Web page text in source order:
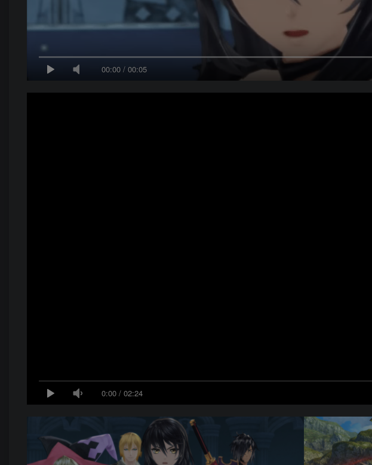
00:00 / 00:05
0:00 / 02:24